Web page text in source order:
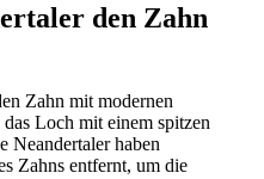
den Zahn
Zahn mit modernen
Loch mit einem spitzen
Neandertaler haben
Zahns entfernt, um die